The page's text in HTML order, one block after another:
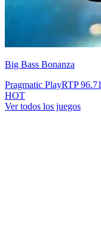
Big Bass Bonanza
Pragmatic PlayRTP96.71
HOT
Ver todos los juegos